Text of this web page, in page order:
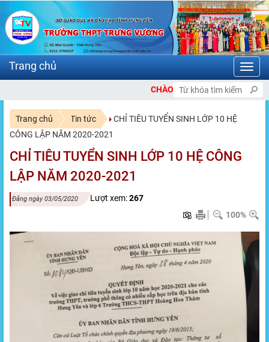
CHÀO MỪNG BẠN ĐẾN VỚI CỔNG
Trang chủ Tin tức
CHỈ TIÊU TUYỂN SINH LỚP 10 HỆ
CÔNG LẬP NĂM 2020-2021
CHỈ TIÊU TUYỂN SINH LỚP 10 HỆ CÔNG
LẬP NĂM 2020-2021
Đăng ngày 03/05/2020 Lượt xem:267
100%